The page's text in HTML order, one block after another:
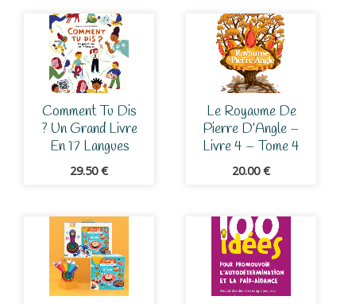
Comment Tu Dis
? Un Grand Livre
En 17 Langues
29.50€
Le Royaume De
Pierre D’Angle –
Livre 4 – Tome 4
20.00€